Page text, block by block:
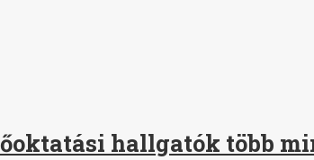
hallgatók több